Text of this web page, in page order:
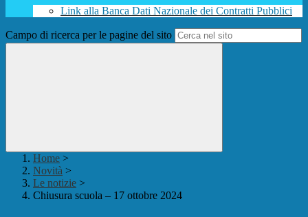
Link alla Banca Dati Nazionale dei Contratti Pubblici
Campo di ricerca per le pagine del sito
Home >
Novità >
Le notizie >
Chiusura scuola – 17 ottobre 2024